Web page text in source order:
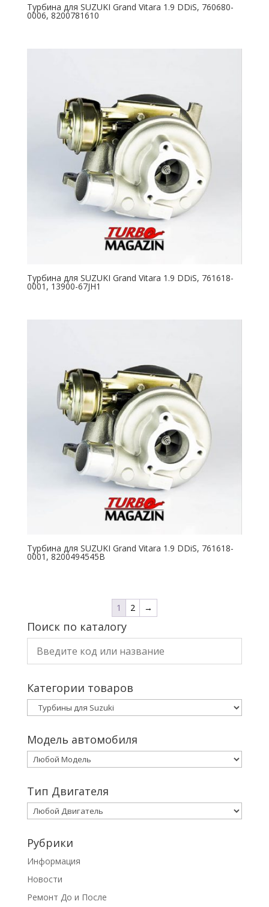
Турбина для SUZUKI Grand Vitara 1.9 DDiS, 760680-
0006, 8200781610
Турбина для SUZUKI Grand Vitara 1.9 DDiS, 761618-
0001, 13900-67JH1
Турбина для SUZUKI Grand Vitara 1.9 DDiS, 761618-
0001, 8200494545B
1 2 →
Поиск по каталогу
Категории товаров
Модель автомобиля
Тип Двигателя
Рубрики
Информация
Новости
Ремонт До и После